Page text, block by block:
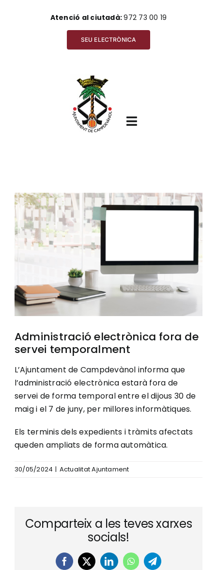
Atenció al ciutadà:972 73 00 19
SEU ELECTRÒNICA
Toggle
Ajuntament
Ciutadania
Municipi
Cerca
…
View
Larger
Image
Administració electrònica fora de
servei temporalment
L’Ajuntament de Campdevànol informa que
l’administració electrònica estarà fora de
servei de forma temporal entre el dijous 30 de
maig i el 7 de juny, per millores informàtiques.
Els terminis dels expedients i tràmits afectats
queden ampliats de forma automàtica.
30/05/2024 | Actualitat Ajuntament
Comparteix a les teves xarxes
socials!
Facebook
X LinkedInWhatsAppTelegram